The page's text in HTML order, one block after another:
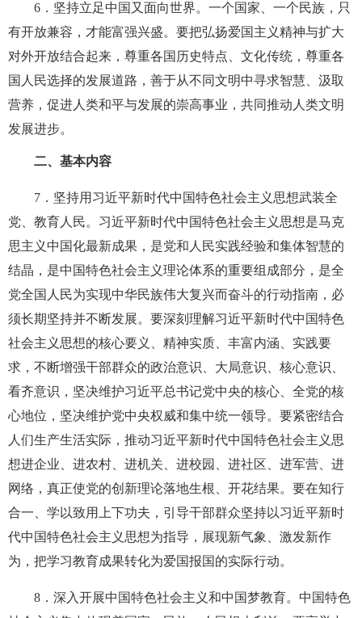
6 ．坚持立足中国又面向世界。一个国家、一个民族，只
有开放兼容，才能富强兴盛。要把弘扬爱国主义精神与扩大
对外开放结合起来，尊重各国历史特点、文化传统，尊重各
国人民选择的发展道路，善于从不同文明中寻求智慧、汲取
营养，促进人类和平与发展的崇高事业，共同推动人类文明
发展进步。
二、基本内容
7 ．坚持用习近平新时代中国特色社会主义思想武装全
党、教育人民。习近平新时代中国特色社会主义思想是马克
思主义中国化最新成果，是党和人民实践经验和集体智慧的
结晶，是中国特色社会主义理论体系的重要组成部分，是全
党全国人民为实现中华民族伟大复兴而奋斗的行动指南，必
须长期坚持并不断发展。要深刻理解习近平新时代中国特色
社会主义思想的核心要义、精神实质、丰富内涵、实践要
求，不断增强干部群众的政治意识、大局意识、核心意识、
看齐意识，坚决维护习近平总书记党中央的核心、全党的核
心地位，坚决维护党中央权威和集中统一领导。要紧密结合
人们生产生活实际，推动习近平新时代中国特色社会主义思
想进企业、进农村、进机关、进校园、进社区、进军营、进
网络，真正使党的创新理论落地生根、开花结果。要在知行
合一、学以致用上下功夫，引导干部群众坚持以习近平新时
代中国特色社会主义思想为指导，展现新气象、激发新作
为，把学习教育成果转化为爱国报国的实际行动。
8 ．深入开展中国特色社会主义和中国梦教育。中国特色